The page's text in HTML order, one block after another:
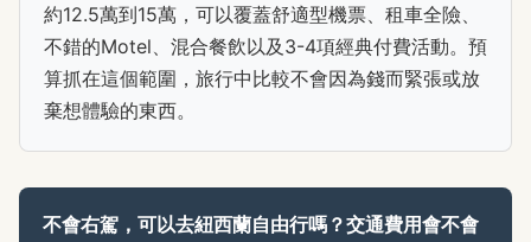
約12.5萬到15萬，可以覆蓋舒適型機票、租車全險、
不錯的Motel、混合餐飲以及3-4項經典付費活動。預
算抓在這個範圍，旅行中比較不會因為錢而緊張或放
棄想體驗的東西。
不會右駕，可以去紐西蘭自由行嗎？交通費用會不會